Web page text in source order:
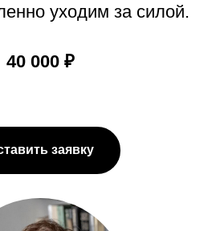
уходим за силой.
40 000 ₽
заявку